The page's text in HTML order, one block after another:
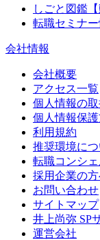
しごと図鑑【
転職セミナー
会社情報
会社概要
アクセス一覧
個人情報の
個人情報保
利用規約
推奨環境につ
転職コンシ
採用企業の
お問い合わせ
サイトマップ
井上尚弥 SP
運営会社